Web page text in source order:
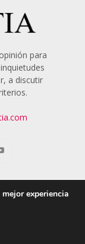
para
a discutir
experiencia